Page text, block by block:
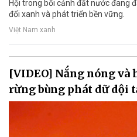
Hội trong bối cảnh đất nước đang
đổi xanh và phát triển bền vững.
Việt Nam xanh
[VIDEO] Nắng nóng
rừng bùng phát dữ dội